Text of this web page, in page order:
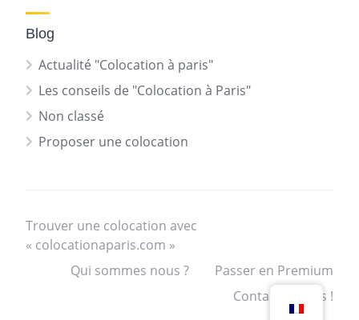
Blog
Actualité "Colocation à paris"
Les conseils de "Colocation à Paris"
Non classé
Proposer une colocation
Trouver une colocation avec
« colocationaparis.com »
Qui sommes nous ?
Passer en Premium
Contactez nous !